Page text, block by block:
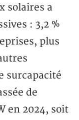
solaires a
: 3,2 %
plus
surcapacité
de
en 2024, soit